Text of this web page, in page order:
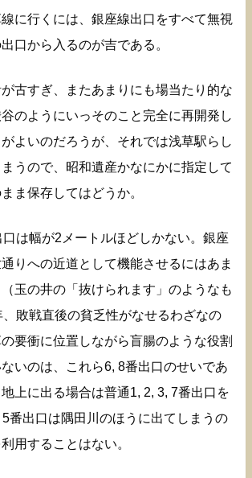
に行くには、銀座線出口をすべて無視
口から入るのが吉である。
古すぎ、またあまりにも場当たり的な
のようにいっそのこと完全に再開発し
よいのだろうが、それでは浅草駅らし
うので、昭和遺産かなにかに指定して
ま保存してはどうか。
は幅が2メートルほどしかない。銀座
りへの近道として機能させるにはあま
玉の井の「抜けられます」のようなも
敗戦直後の貧乏性がなせるわざなの
要衝に位置しながら盲腸のような役割
いのは、これら6, 8番出口のせいであ
上に出る場合は普通1, 2, 3, 7番出口を
番出口は隅田川のほうに出てしまうの
用することはない。